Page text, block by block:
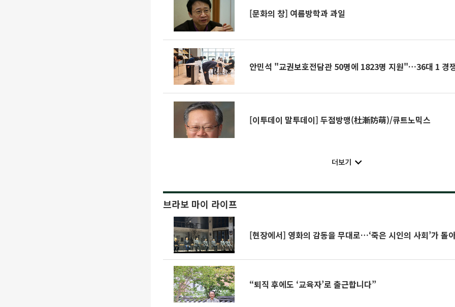
[문화의 창] 여름방학과 과일
안민석 "교권보호전담관 50명에 1823명 지원"…36대 1 경
[이투데이 말투데이] 두점방맹(杜漸防萌)/큐트노믹스
더보기
브라보 마이 라이프
[현장에서] 영화의 감동을 무대로…‘죽은 시인의 사회’가 돌
“퇴직 후에도 ‘교육자’로 출근합니다”